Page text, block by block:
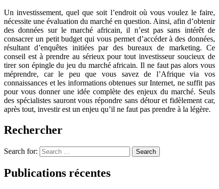
Un investissement, quel que soit l’endroit où vous voulez le faire,
nécessite une évaluation du marché en question. Ainsi, afin d’obtenir
des données sur le marché africain, il n’est pas sans intérêt de
consacrer un petit budget qui vous permet d’accéder à des données,
résultant d’enquêtes initiées par des bureaux de marketing. Ce
conseil est à prendre au sérieux pour tout investisseur soucieux de
tirer son épingle du jeu du marché africain.Il ne faut pas alors vous
méprendre, car le peu que vous savez de l’Afrique via vos
connaissances et les informations obtenues sur Internet, ne suffit pas
pour vous donner une idée complète des enjeux du marché. Seuls
des spécialistes sauront vous répondre sans détour et fidèlement car,
après tout, investir est un enjeu qu’il ne faut pas prendre à la légère.
Rechercher
Search for: Search
Publications récentes